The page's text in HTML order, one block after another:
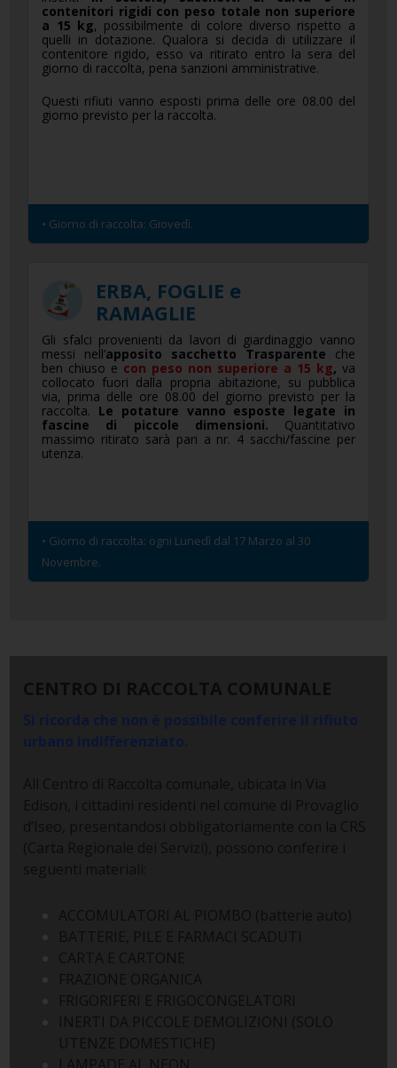
contenitori rigidi con peso totale non superiore
a 15 kg, possibilmente di colore diverso rispetto a
quelli in dotazione. Qualora si decida di utilizzare il
contenitore rigido, esso va ritirato entro la sera del
giorno di raccolta, pena sanzioni amministrative.
Questi rifiuti vanno esposti prima delle ore 08.00 del
giorno previsto per la raccolta.
• Giorno di raccolta: Giovedì.
ERBA, FOGLIE e
RAMAGLIE
Gli sfalci provenienti da lavori di giardinaggio vanno
messi nell’apposito sacchetto Trasparente che
ben chiuso e con peso non superiore a 15 kg, va
collocato fuori dalla propria abitazione, su pubblica
via, prima delle ore 08.00 del giorno previsto per la
raccolta. Le potature vanno esposte legate in
fascine di piccole dimensioni. Quantitativo
massimo ritirato sarà pari a nr. 4 sacchi/fascine per
utenza.
• Giorno di raccolta: ogni Lunedì dal 17 Marzo al 30
Novembre.